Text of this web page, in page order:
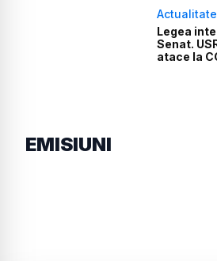
Actualitate
Legea
Senat.
atace la
EMISIUNI